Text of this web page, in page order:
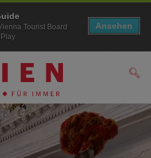
Tourist Board
Ansehen